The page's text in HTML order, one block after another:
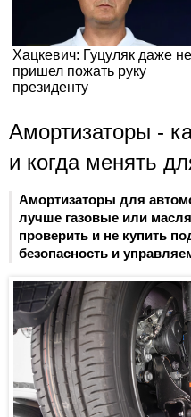
Амортизаторы -
и когда менять
Амортизаторы для
лучше газовые или
проверить и не купить
безопасность и